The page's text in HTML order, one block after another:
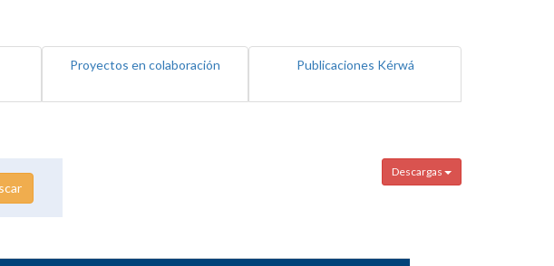
Proyectos en colaboración Publicaciones Kérwá
Descargas